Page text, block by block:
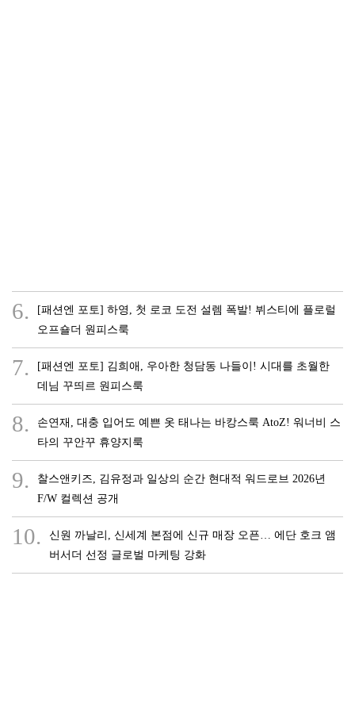
6.
[패션엔 포토] 하영, 첫 로코 도전 설렘 폭발! 뷔스티에 플로럴
오프숄더 원피스룩
7.
[패션엔 포토] 김희애, 우아한 청담동 나들이! 시대를 초월한
데님 꾸띄르 원피스룩
8.
손연재, 대충 입어도 예쁜 옷 태나는 바캉스룩 AtoZ! 워너비 스
타의 꾸안꾸 휴양지룩
9.
찰스앤키즈, 김유정과 일상의 순간 현대적 워드로브 2026년
F/W 컬렉션 공개
10.
신원 까날리, 신세계 본점에 신규 매장 오픈… 에단 호크 앰
버서더 선정 글로벌 마케팅 강화